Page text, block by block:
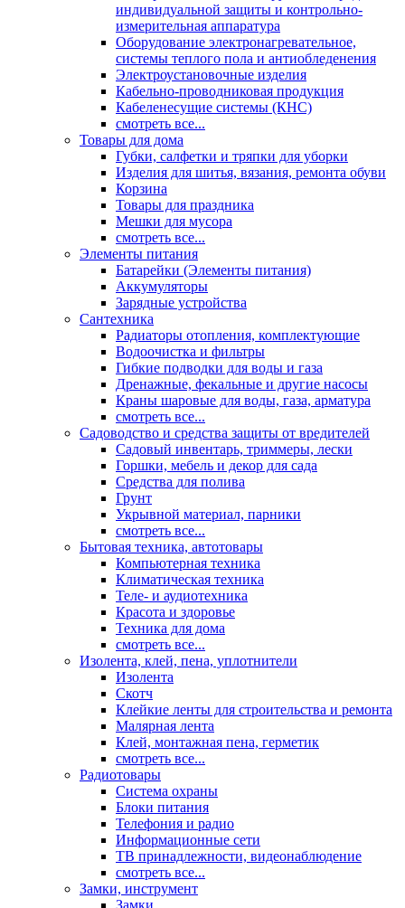
индивидуальной защиты и контрольно-
измерительная аппаратура
Оборудование электронагревательное,
системы теплого пола и антиобледенения
Электроустановочные изделия
Кабельно-проводниковая продукция
Кабеленесущие системы (КНС)
смотреть все...
Товары для дома
Губки, салфетки и тряпки для уборки
Изделия для шитья, вязания, ремонта обуви
Корзина
Товары для праздника
Мешки для мусора
смотреть все...
Элементы питания
Батарейки (Элементы питания)
Аккумуляторы
Зарядные устройства
Сантехника
Радиаторы отопления, комплектующие
Водоочистка и фильтры
Гибкие подводки для воды и газа
Дренажные, фекальные и другие насосы
Краны шаровые для воды, газа, арматура
смотреть все...
Садоводство и средства защиты от вредителей
Садовый инвентарь, триммеры, лески
Горшки, мебель и декор для сада
Средства для полива
Грунт
Укрывной материал, парники
смотреть все...
Бытовая техника, автотовары
Компьютерная техника
Климатическая техника
Теле- и аудиотехника
Красота и здоровье
Техника для дома
смотреть все...
Изолента, клей, пена, уплотнители
Изолента
Скотч
Клейкие ленты для строительства и ремонта
Малярная лента
Клей, монтажная пена, герметик
смотреть все...
Радиотовары
Система охраны
Блоки питания
Телефония и радио
Информационные сети
ТВ принадлежности, видеонаблюдение
смотреть все...
Замки, инструмент
Замки